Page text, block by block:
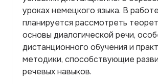
уроках немецкого языка. В работе
планируется рассмотреть
основы диалогической речи,
дистанционного обучения и
методики, способствующие
речевых навыков.